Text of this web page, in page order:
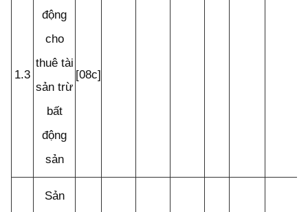
1.3
động
cho
thuê tài
sản trừ
bất
động
sản
[08c]
Sản